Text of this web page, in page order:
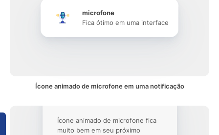
microfone
Fica ótimo em uma interface
Ícone animado de microfone em uma notificação
Ícone animado de microfone fica
muito bem em seu próximo